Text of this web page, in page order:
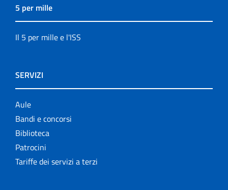
5 per mille
Il 5 per mille e l'ISS
SERVIZI
Aule
Bandi e concorsi
Biblioteca
Patrocini
Tariffe dei servizi a terzi